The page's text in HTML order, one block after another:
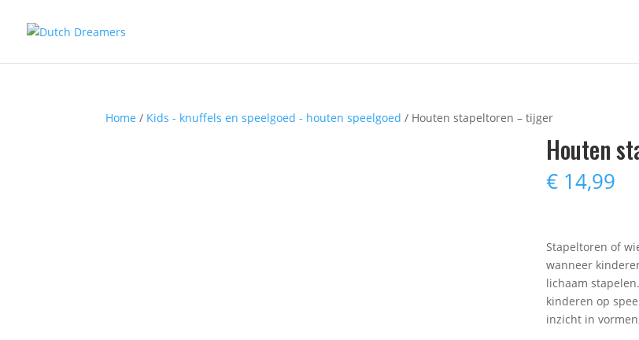
Home / Kids - knuffels en speelgoed - houten speelgoed / Houten stapeltoren – tijger
Houten
€14,99
Stapeltoren of
wanneer
lichaam
kinderen op
inzicht in